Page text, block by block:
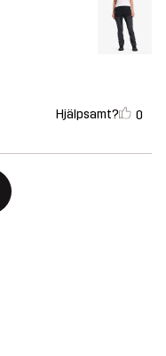
Hjälpsamt? 0